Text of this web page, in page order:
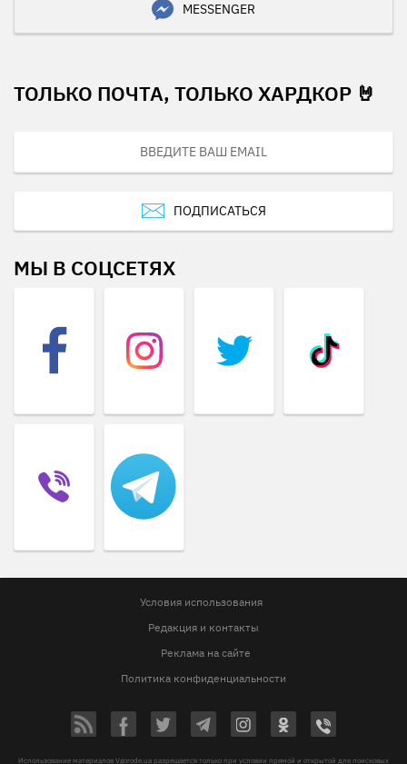
MESSENGER
ТОЛЬКО ПОЧТА, ТОЛЬКО ХАРДКОР 🤘
ПОДПИСАТЬСЯ
МЫ В СОЦСЕТЯХ
Условия использования
Редакция и контакты
Реклама на сайте
Политика конфиденциальности
Использование материалов Vgorode.ua разрешается только при условии прямой и открытой для поисковых